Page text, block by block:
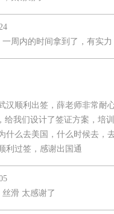
一周内的时间拿到了，有实力
汉顺利出签，薛老师非常耐
给我们设计了签证方案，培
什么去美国，什么时候去，
利过签，感谢出国通
滑 太感谢了